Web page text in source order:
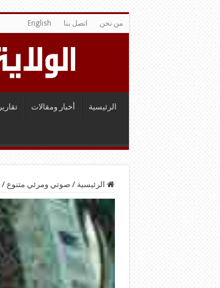
من نحن اتصل بنا English
الرئيسية أخبار ومقالات تقارير
الرئيسية / صوتي ومرئي متنوع /